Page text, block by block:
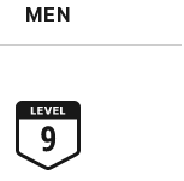
MEN